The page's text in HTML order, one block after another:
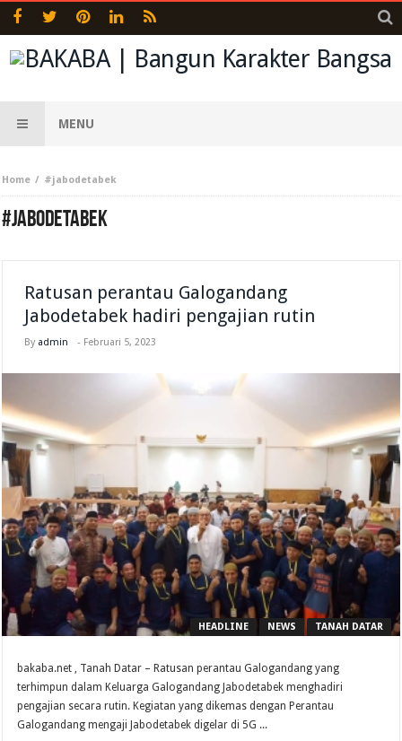
MENU
Home #jabodetabek
#JABODETABEK
Ratusan perantau Galogandang
Jabodetabek hadiri pengajian rutin
By admin - Februari 5, 2023
HEADLINE NEWS TANAH DATAR
bakaba.net , Tanah Datar – Ratusan perantau Galogandang yang
terhimpun dalam Keluarga Galogandang Jabodetabek menghadiri
pengajian secara rutin. Kegiatan yang dikemas dengan Perantau
Galogandang mengaji Jabodetabek digelar di 5G ...